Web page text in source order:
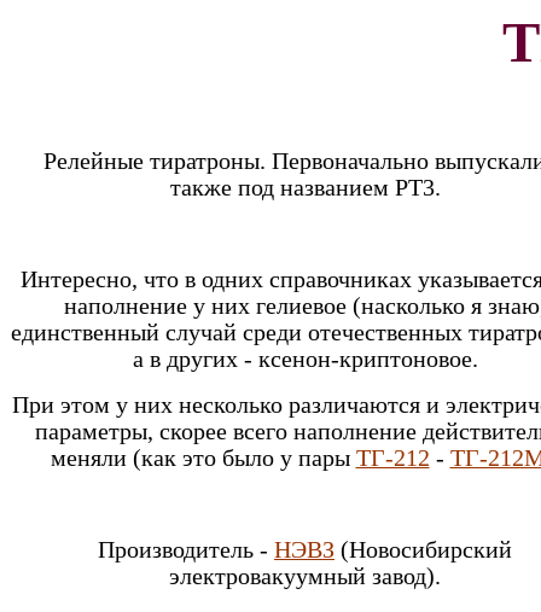
Релейные тиратроны. Первоначально
также под названием РТ3.
Интересно, что в одних справочниках
наполнение у них гелиевое (насколько я
единственный случай среди отечественных
а в других - ксенон-криптоновое.
При этом у них несколько различаются и
параметры, скорее всего наполнение
меняли (как это было у пары ТГ-212 - ТГ-
Производитель - НЭВЗ (Новосибирский
электровакуумный завод).